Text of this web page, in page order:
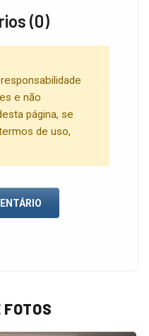
(0)
e não
página, se
de uso,